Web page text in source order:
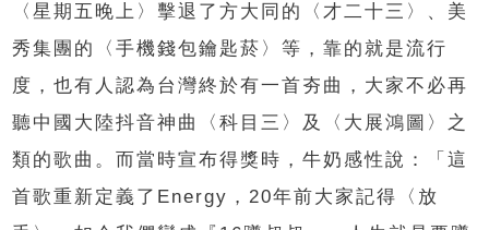
〈星期五晚上〉擊退了方大同的〈才二十三〉、美
秀集團的〈手機錢包鑰匙菸〉等，靠的就是流行
度，也有人認為台灣終於有一首夯曲，大家不必再
聽中國大陸抖音神曲〈科目三〉及〈大展鴻圖〉之
類的歌曲。而當時宣布得獎時，牛奶感性說：「這
首歌重新定義了Energy，20年前大家記得〈放